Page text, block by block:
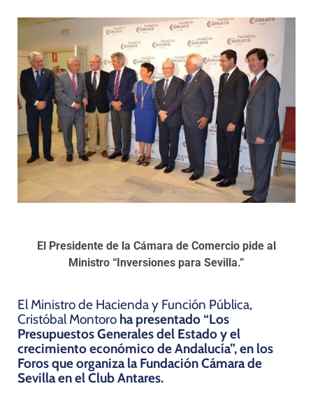
Programas
El Presidente de la Cámara de Comercio pide al
Ministro “Inversiones para Sevilla.”
El Ministro de Hacienda y Función Pública,
Cristóbal Montoro ha presentado “Los
Presupuestos Generales del Estado y el
crecimiento económico de Andalucía”, en los
Foros que organiza la Fundación Cámara de
Sevilla en el Club Antares.